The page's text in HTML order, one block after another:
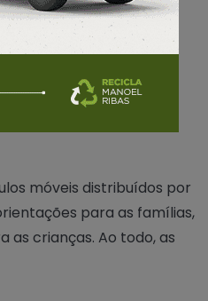
rápida em vários casos.
pelos canais da Polícia
uma temporada
móveis distribuídos por
para as famílias,
as crianças. Ao todo, as